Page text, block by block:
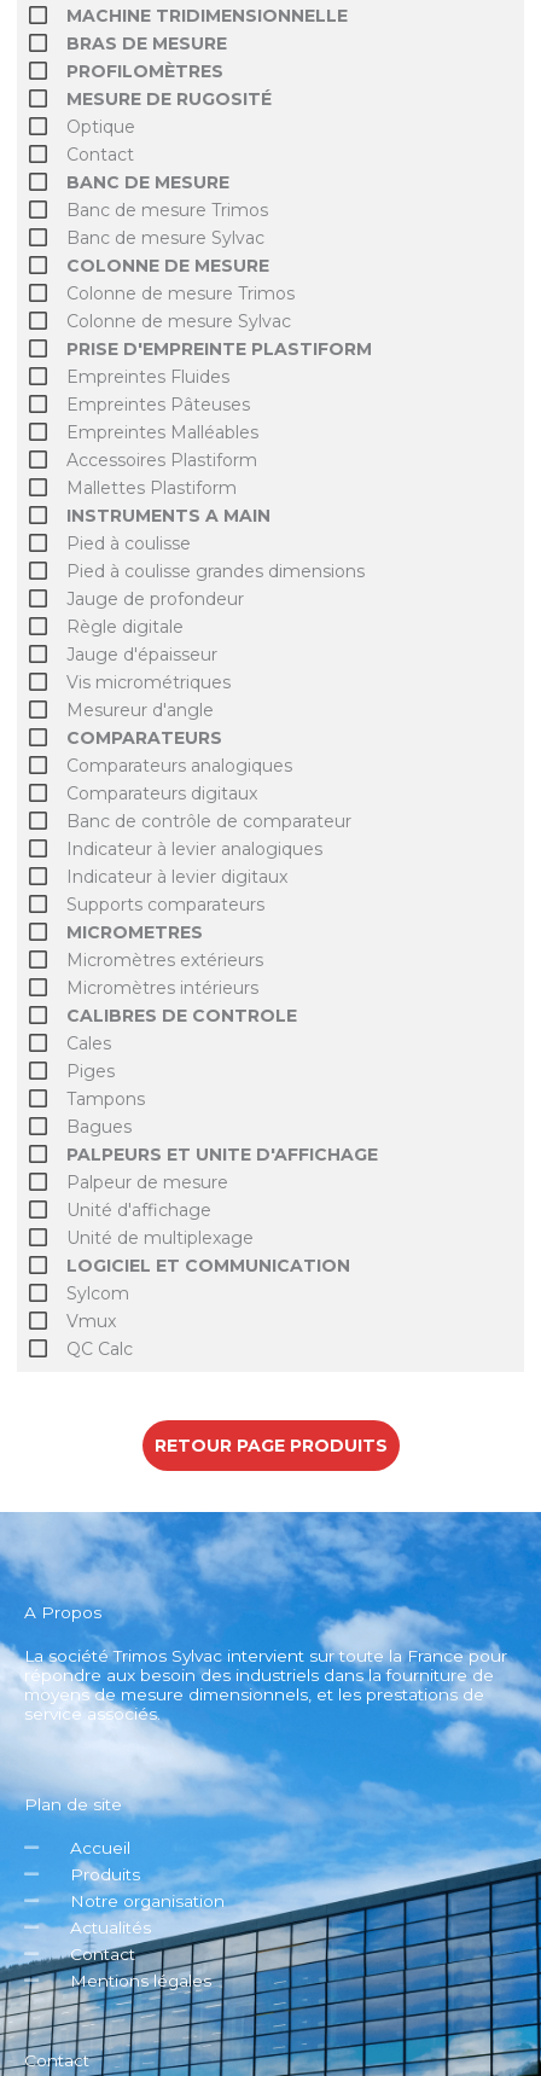
MACHINE TRIDIMENSIONNELLE
BRAS DE MESURE
PROFILOMÈTRES
MESURE DE RUGOSITÉ
Optique
Contact
BANC DE MESURE
Banc de mesure Trimos
Banc de mesure Sylvac
COLONNE DE MESURE
Colonne de mesure Trimos
Colonne de mesure Sylvac
PRISE D'EMPREINTE PLASTIFORM
Empreintes Fluides
Empreintes Pâteuses
Empreintes Malléables
Accessoires Plastiform
Mallettes Plastiform
INSTRUMENTS A MAIN
Pied à coulisse
Pied à coulisse grandes dimensions
Jauge de profondeur
Règle digitale
Jauge d'épaisseur
Vis micrométriques
Mesureur d'angle
COMPARATEURS
Comparateurs analogiques
Comparateurs digitaux
Banc de contrôle de comparateur
Indicateur à levier analogiques
Indicateur à levier digitaux
Supports comparateurs
MICROMETRES
Micromètres extérieurs
Micromètres intérieurs
CALIBRES DE CONTROLE
Cales
Piges
Tampons
Bagues
PALPEURS ET UNITE D'AFFICHAGE
Palpeur de mesure
Unité d'affichage
Unité de multiplexage
LOGICIEL ET COMMUNICATION
Sylcom
Vmux
QC Calc
RETOUR PAGE PRODUITS
A Propos
La société Trimos Sylvac intervient sur toute la France pour
répondre aux besoin des industriels dans la fourniture de
moyens de mesure dimensionnels, et les prestations de
service associés.
Plan de site
Accueil
Produits
Notre organisation
Actualités
Contact
Mentions légales
Contact